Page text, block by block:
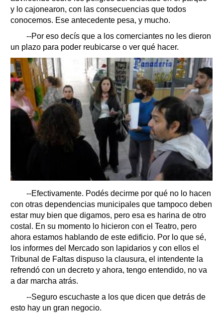
y lo cajonearon, con las consecuencias que todos
conocemos. Ese antecedente pesa, y mucho.
--Por eso decís que a los comerciantes no les dieron
un plazo para poder reubicarse o ver qué hacer.
--Efectivamente. Podés decirme por qué no lo hacen
con otras dependencias municipales que tampoco deben
estar muy bien que digamos, pero esa es harina de otro
costal. En su momento lo hicieron con el Teatro, pero
ahora estamos hablando de este edificio. Por lo que sé,
los informes del Mercado son lapidarios y con ellos el
Tribunal de Faltas dispuso la clausura, el intendente la
refrendó con un decreto y ahora, tengo entendido, no va
a dar marcha atrás.
--Seguro escuchaste a los que dicen que detrás de
esto hay un gran negocio.